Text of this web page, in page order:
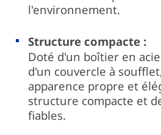
l'environnement.
Structure compacte :
Doté d'un boîtier en
d'un couvercle à
apparence propre et
structure compacte et
fiables.